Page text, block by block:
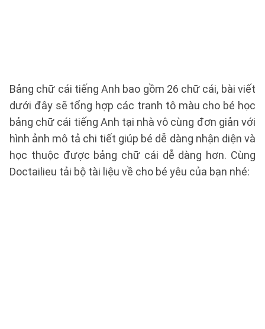
Bảng chữ cái tiếng Anh bao gồm 26 chữ cái, bài viết
dưới đây sẽ tổng hợp các tranh tô màu cho bé học
bảng chữ cái tiếng Anh tại nhà vô cùng đơn giản với
hình ảnh mô tả chi tiết giúp bé dễ dàng nhận diện và
học thuộc được bảng chữ cái dễ dàng hơn. Cùng
Doctailieu tải bộ tài liệu về cho bé yêu của bạn nhé: